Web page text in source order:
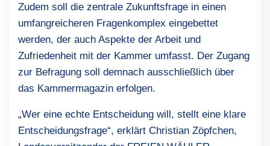
Zudem soll die zentrale Zukunftsfrage in einen
umfangreicheren Fragenkomplex eingebettet
werden, der auch Aspekte der Arbeit und
Zufriedenheit mit der Kammer umfasst. Der Zugang
zur Befragung soll demnach ausschließlich über
das Kammermagazin erfolgen.
„Wer eine echte Entscheidung will, stellt eine klare
Entscheidungsfrage“, erklärt Christian Zöpfchen,